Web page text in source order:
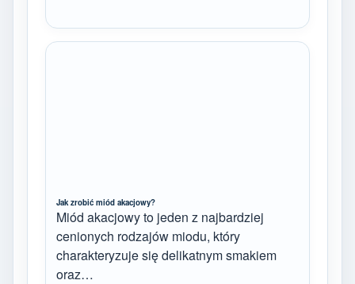
Jak zrobić miód akacjowy?
Miód akacjowy to jeden z najbardziej
cenionych rodzajów miodu, który
charakteryzuje się delikatnym smakiem
oraz…